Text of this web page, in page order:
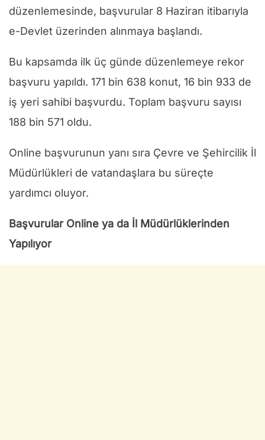
düzenlemesinde, başvurular 8 Haziran itibarıyla
e-Devlet üzerinden alınmaya başlandı.
Bu kapsamda ilk üç günde düzenlemeye rekor
başvuru yapıldı. 171 bin 638 konut, 16 bin 933 de
iş yeri sahibi başvurdu. Toplam başvuru sayısı
188 bin 571 oldu.
Online başvurunun yanı sıra Çevre ve Şehircilik İl
Müdürlükleri de vatandaşlara bu süreçte
yardımcı oluyor.
Başvurular Online ya da İl Müdürlüklerinden
Yapılıyor